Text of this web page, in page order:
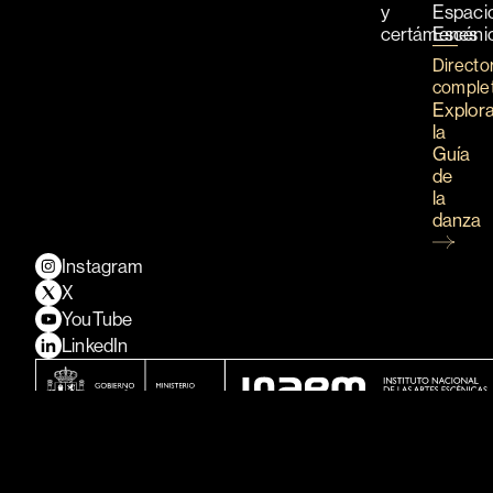
y
certámenes
la
Guía
de
la
danza
Instagram
X
YouTube
LinkedIn